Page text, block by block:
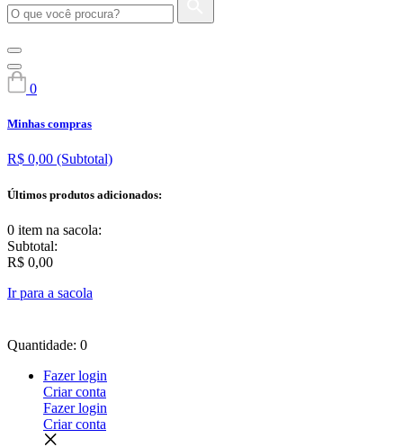
0
Minhas compras
R$ 0,00 (Subtotal)
Últimos produtos adicionados:
0 item na sacola:
Subtotal:
R$ 0,00
Ir para a sacola
Quantidade: 0
Fazer login
Criar conta
Fazer login
Criar conta